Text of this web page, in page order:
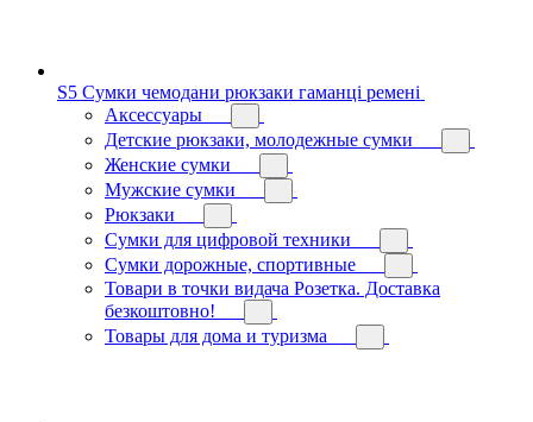
S5 Сумки чемодани рюкзаки гаманці ремені
Аксессуары
Детские рюкзаки, молодежные сумки
Женские сумки
Мужские сумки
Рюкзаки
Сумки для цифровой техники
Сумки дорожные, спортивные
Товари в точки видача Розетка. Доставка
безкоштовно!
Товары для дома и туризма